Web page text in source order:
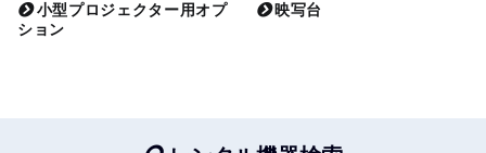
小型プロジェクター用オプ
ション
映写台